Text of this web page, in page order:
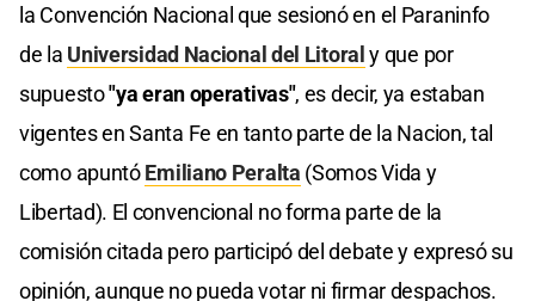
la Convención Nacional que sesionó en el Paraninfo
de la Universidad Nacional del Litoraly que por
supuesto"ya eran operativas", es decir, ya estaban
vigentes en Santa Fe en tanto parte de la Nacion, tal
como apuntóEmiliano Peralta (Somos Vida y
Libertad). El convencional no forma parte de la
comisión citada pero participó del debate y expresó su
opinión, aunque no pueda votar ni firmar despachos.